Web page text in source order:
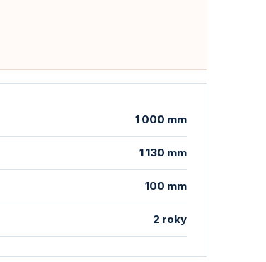
1 000 mm
1 130 mm
100 mm
2 roky